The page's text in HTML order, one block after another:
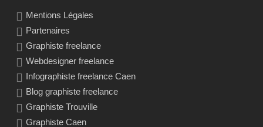
Mentions Légales
Partenaires
Graphiste freelance
Webdesigner freelance
Infographiste freelance Caen
Blog graphiste freelance
Graphiste Trouville
Graphiste Caen